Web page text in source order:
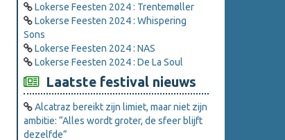
Lokerse Feesten 2024 : Trentemøller
Lokerse Feesten 2024 : Whispering
Sons
Lokerse Feesten 2024 : NAS
Lokerse Feesten 2024 : De La Soul
Laatste festival nieuws
Alcatraz bereikt zijn limiet, maar niet zijn
ambitie: “Alles wordt groter, de sfeer blijft
dezelfde”